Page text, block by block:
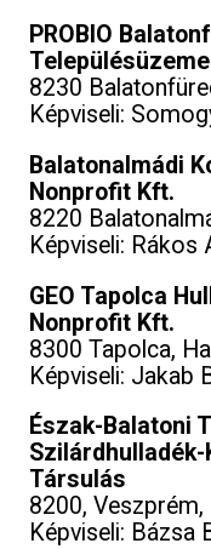
PROBIO
8230
Képviseli:
Balatonalmádi
Nonprofit Kft.
8220
Képviseli: Rákos
GEO Tapolca
Nonprofit Kft.
8300 Tapolca,
Képviseli: Jakab
Észak-Balatoni
Társulás
8200, Veszprém,
Képviseli: Bázsa